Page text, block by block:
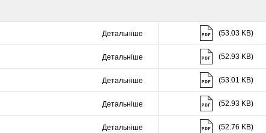
Детальніше (53.03 KB)
Детальніше
Скачати (52.93 KB)
(52.93 KB)
Детальніше
Скачати (53.01 KB)
(53.01 KB)
Детальніше
Скачати (52.93 KB)
(52.93 KB)
Детальніше
Скачати (52.76 KB)
(52.76 KB)
Скачати (52.74 KB)